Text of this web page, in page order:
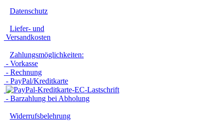
Datenschutz
Liefer- und
Versandkosten
Zahlungsmöglichkeiten:
- Vorkasse
- Rechnung
- PayPal/Kreditkarte
- Barzahlung bei Abholung
Widerrufsbelehrung